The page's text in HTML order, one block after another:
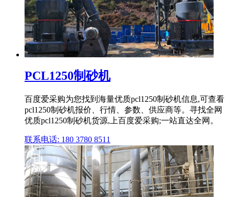
PCL1250制砂机
百度爱采购为您找到海量优质pcl1250制砂机信息,可查看
pcl1250制砂机报价、行情、参数、供应商等。寻找全网
优质pcl1250制砂机货源,上百度爱采购;一站直达全网。
联系电话: 180 3780 8511